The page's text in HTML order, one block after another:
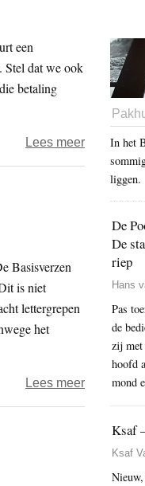
gevolg
een
Stel dat we ook
betaling
Lees meerover
MMT
Basisverzen
is niet
lettergrepen
het
Lees meerover
nieuwe
In het
liggen.
De
De
riep
Hans
Pas
de
zij
hoofd
mond
Ksaf
Ksaf